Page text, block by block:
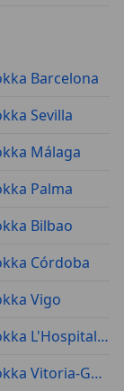
Barcelona
Sevilla
Málaga
Palma
Bilbao
Córdoba
Vigo
Opel Mokka L'Hospitalet de Llobregat
Opel Mokka Vitoria-Gasteiz